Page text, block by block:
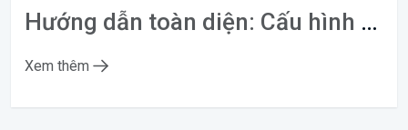
Hướng dẫn toàn diện: Cấu hình địa chỉ IP cho PLC Siemens S7-1200
Xem thêm